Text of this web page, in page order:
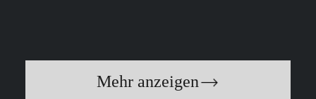
Mehr anzeigen